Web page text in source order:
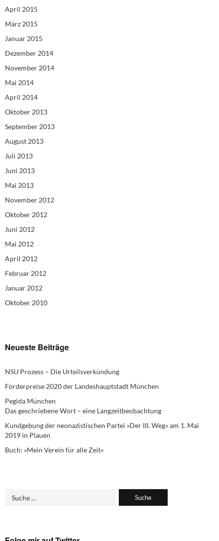
April 2015
März 2015
Januar 2015
Dezember 2014
November 2014
Mai 2014
April 2014
Oktober 2013
September 2013
August 2013
Juli 2013
Juni 2013
Mai 2013
November 2012
Oktober 2012
Juni 2012
Mai 2012
April 2012
Februar 2012
Januar 2012
Oktober 2010
Neueste Beiträge
NSU Prozess – Die Urteilsverkündung
Förderpreise 2020 der Landeshauptstadt München
Pegida München
Das geschriebene Wort – eine Langzeitbeobachtung
Kundgebung der neonazistischen Partei »Der III. Weg« am 1. Mai
2019 in Plauen
Buch: »Mein Verein für alle Zeit«